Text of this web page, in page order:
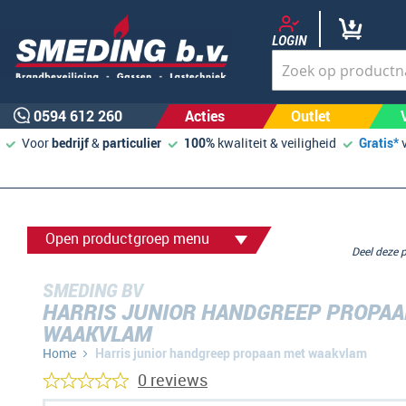
LOGIN
0594 612 260 Acties Outlet
Voorbedrijf&particulier 100% kwaliteit & veiligheid Gratis*
Open productgroep menu
SMEDING BV
HARRIS JUNIOR HANDGREEP
WAAKVLAM
Home Harris junior handgreep propaan met waakvlam
Deel
0 reviews